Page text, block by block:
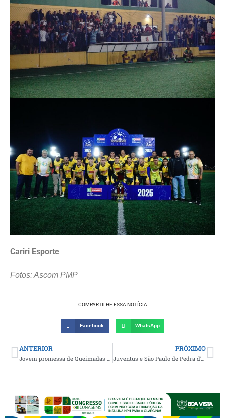
Cariri Esporte
Fotos: Ascom PMP
COMPARTILHE ESSA NOTÍCIA
Facebook WhatsApp
ANTERIOR PRÓXIMO
Juventus e São Paulo de Pedra d’Água vencem adversários nos pênaltis e conquistam o título do Campeonato Municipal de Futebol de Caturité 2025